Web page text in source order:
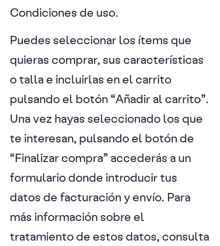
Condiciones de uso.
Puedes seleccionar los ítems que
quieras comprar, sus características
o talla e incluirlas en el carrito
pulsando el botón “Añadir al carrito”.
Una vez hayas seleccionado los que
te interesan, pulsando el botón de
“Finalizar compra” accederás a un
formulario donde introducir tus
datos de facturación y envío. Para
más información sobre el
tratamiento de estos datos, consulta